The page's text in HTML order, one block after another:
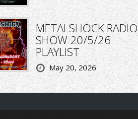
METALSHOCK RADIO
SHOW 20/5/26
PLAYLIST
May 20, 2026